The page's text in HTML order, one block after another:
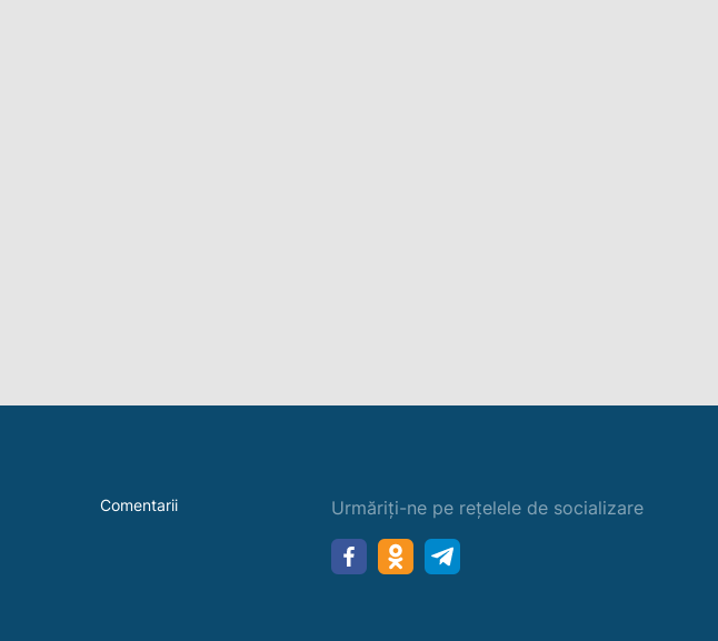
Comentarii
Urmăriți-ne pe rețelele de socializare